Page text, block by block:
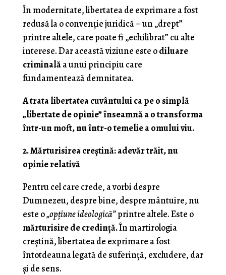
În modernitate, libertatea de exprimare a fost
redusă la o convenție juridică – un „drept”
printre altele, care poate fi „echilibrat” cu alte
interese. Dar această viziune este odiluare
criminalăa unui principiu care
fundamentează demnitatea.
A trata libertatea cuvântului ca pe o simplă
„libertate de opinie” înseamnă a o transforma
într-un moft, nu într-o temelie a omului viu.
2. Mărturisirea creștină: adevăr trăit, nu
opinie relativă
Pentru cel care crede, a vorbi despre
Dumnezeu, despre bine, despre mântuire, nu
este o„opțiune ideologică”printre altele. Este o
mărturisire de credință.În martirologia
creștină, libertatea de exprimare a fost
întotdeauna legată de suferință, excludere, dar
și de sens.